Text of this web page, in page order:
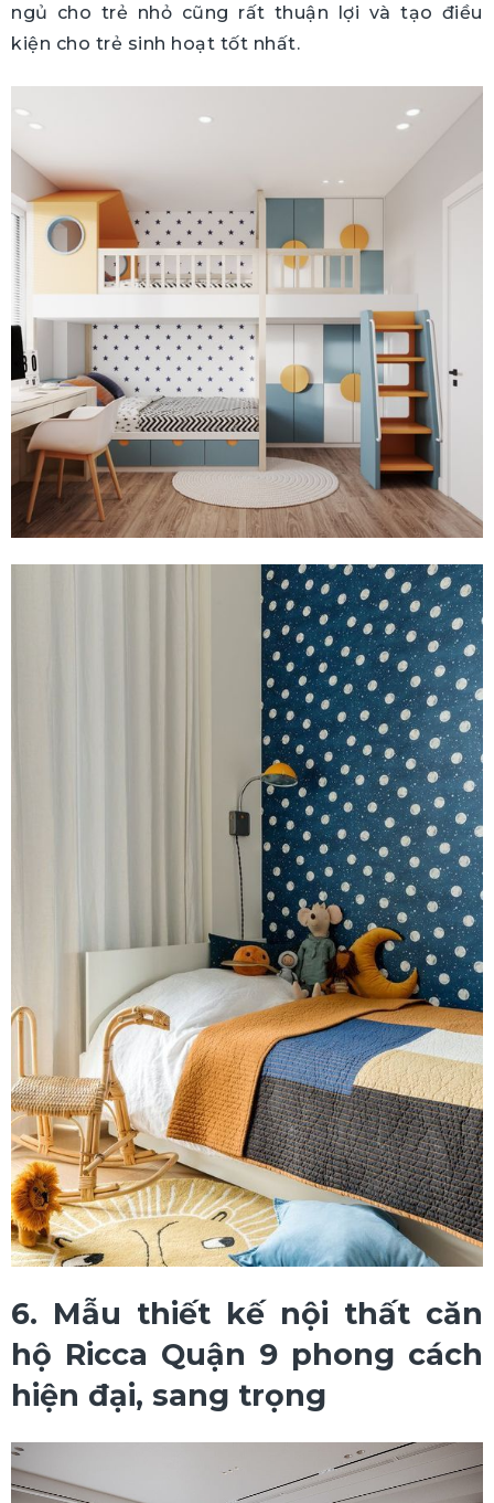
ngủ cho trẻ nhỏ cũng rất thuận lợi và tạo điều
kiện cho trẻ sinh hoạt tốt nhất.
6. Mẫu thiết kế nội thất căn
hộ Ricca Quận 9 phong cách
hiện đại, sang trọng